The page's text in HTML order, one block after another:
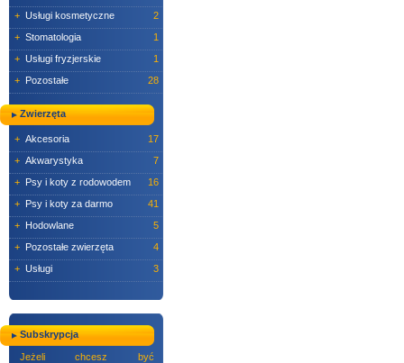
+ Usługi kosmetyczne
2
+ Stomatologia
1
+ Usługi fryzjerskie
1
+ Pozostałe 28
Zwierzęta
+ Akcesoria
17
+ Akwarystyka
7
+ Psy i koty z rodowodem
16
+ Psy i koty za darmo
41
+ Hodowlane
5
+ Pozostałe zwierzęta
4
+ Usługi 3
Subskrypcja
Jeżeli chcesz być